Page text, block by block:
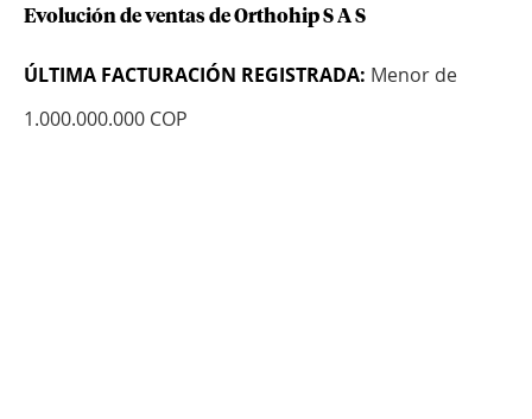
Evolución de ventas de Orthohip S A S
ÚLTIMA FACTURACIÓN REGISTRADA: Menor de
1.000.000.000 COP